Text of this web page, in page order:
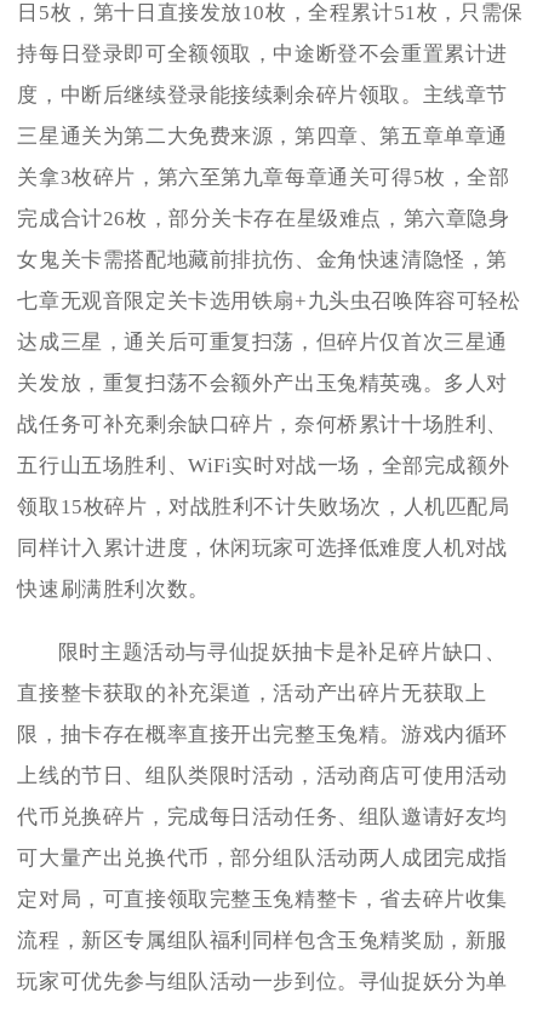
日5枚，第十日直接发放10枚，全程累计51枚，只需保
持每日登录即可全额领取，中途断登不会重置累计进
度，中断后继续登录能接续剩余碎片领取。主线章节
三星通关为第二大免费来源，第四章、第五章单章通
关拿3枚碎片，第六至第九章每章通关可得5枚，全部
完成合计26枚，部分关卡存在星级难点，第六章隐身
女鬼关卡需搭配地藏前排抗伤、金角快速清隐怪，第
七章无观音限定关卡选用铁扇+九头虫召唤阵容可轻松
达成三星，通关后可重复扫荡，但碎片仅首次三星通
关发放，重复扫荡不会额外产出玉兔精英魂。多人对
战任务可补充剩余缺口碎片，奈何桥累计十场胜利、
五行山五场胜利、WiFi实时对战一场，全部完成额外
领取15枚碎片，对战胜利不计失败场次，人机匹配局
同样计入累计进度，休闲玩家可选择低难度人机对战
快速刷满胜利次数。
限时主题活动与寻仙捉妖抽卡是补足碎片缺口、
直接整卡获取的补充渠道，活动产出碎片无获取上
限，抽卡存在概率直接开出完整玉兔精。游戏内循环
上线的节日、组队类限时活动，活动商店可使用活动
代币兑换碎片，完成每日活动任务、组队邀请好友均
可大量产出兑换代币，部分组队活动两人成团完成指
定对局，可直接领取完整玉兔精整卡，省去碎片收集
流程，新区专属组队福利同样包含玉兔精奖励，新服
玩家可优先参与组队活动一步到位。寻仙捉妖分为单